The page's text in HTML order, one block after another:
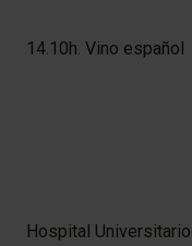
14.10h. Vino español
Hospital